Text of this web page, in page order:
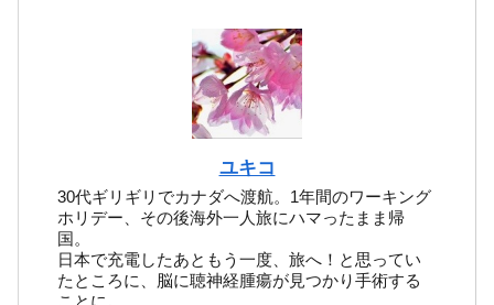
ユキコ
30代ギリギリでカナダへ渡航。1年間のワーキング
ホリデー、その後海外一人旅にハマったまま帰
国。
日本で充電したあともう一度、旅へ！と思ってい
たところに、脳に聴神経腫瘍が見つかり手術する